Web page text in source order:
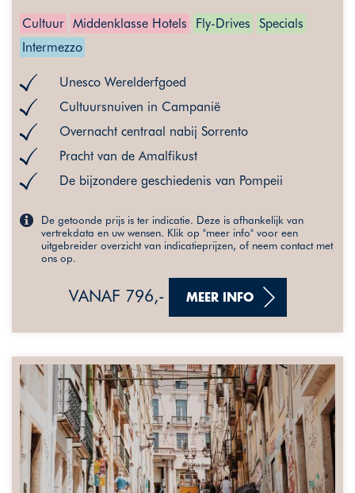
Cultuur Middenklasse Hotels Fly-Drives
Specials
Intermezzo
Unesco Werelderfgoed
Cultuursnuiven in Campanië
Overnacht centraal nabij Sorrento
Pracht van de Amalfikust
De bijzondere geschiedenis van Pompeii
De getoonde prijs is ter indicatie. Deze is afhankelijk van
vertrekdata en uw wensen. Klik op "meer info" voor een
uitgebreider overzicht van indicatieprijzen, of neem contact met
ons op.
VANAF 796,- MEER INFO